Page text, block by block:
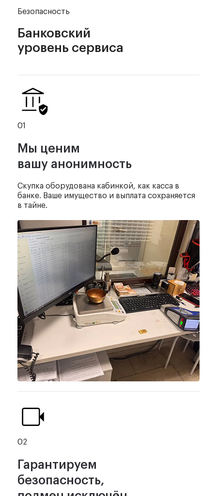
Безопасность
Банковский
уровень сервиса
01
Мы ценим
вашу анонимность
Скупка оборудована кабинкой, как касса в
банке. Ваше имущество и выплата сохраняется
в тайне.
02
Гарантируем
безопасность,